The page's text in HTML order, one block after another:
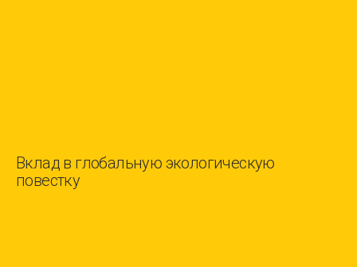
Вклад в глобальную экологическую
повестку